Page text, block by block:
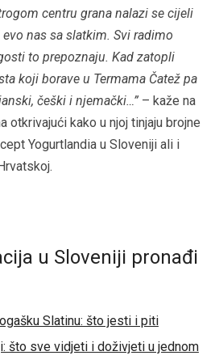
centru grana nalazi se cijeli
nas sa slatkim. Svi radimo
to prepoznaju. Kad zatopli
koji borave u Termama Čatež pa
češki i njemački…”– kaže na
otkrivajući kako u njoj tinjaju brojne
Yogurtlandia u Sloveniji ali i
u Sloveniji pronađi
Slatinu: što jesti i piti
što sve vidjeti i doživjeti u jednom